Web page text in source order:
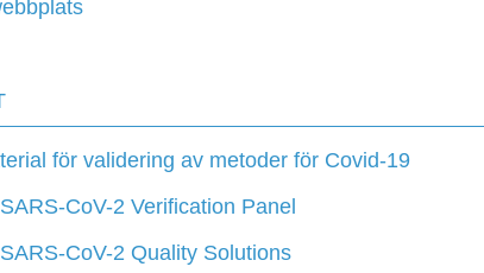
för validering av metoder för Covid-19
CoV-2 Verification Panel
CoV-2 Quality Solutions